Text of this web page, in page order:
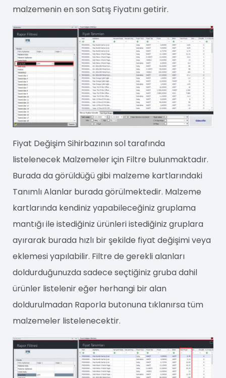
malzemenin en son Satış Fiyatını getirir.
Fiyat Değişim Sihirbazının sol tarafında
listelenecek Malzemeler için Filtre bulunmaktadır.
Burada da görüldüğü gibi malzeme kartlarındaki
Tanımlı Alanlar burada görülmektedir. Malzeme
kartlarında kendiniz yapabileceğiniz gruplama
mantığı ile istediğiniz ürünleri istediğiniz gruplara
ayırarak burada hızlı bir şekilde fiyat değişimi veya
eklemesi yapılabilir. Filtre de gerekli alanları
doldurduğunuzda sadece seçtiğiniz gruba dahil
ürünler listelenir eğer herhangi bir alan
doldurulmadan Raporla butonuna tıklanırsa tüm
malzemeler listelenecektir.